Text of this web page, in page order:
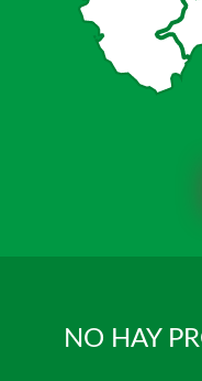
NO HAY